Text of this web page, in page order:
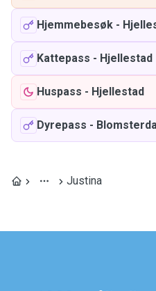
Hjemmebesøk -
Kattepass - Hjellestad
Huspass - Hjellestad
Dyrepass -
Justina